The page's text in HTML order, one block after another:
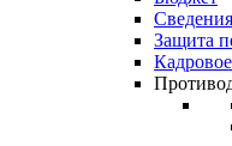
Защита